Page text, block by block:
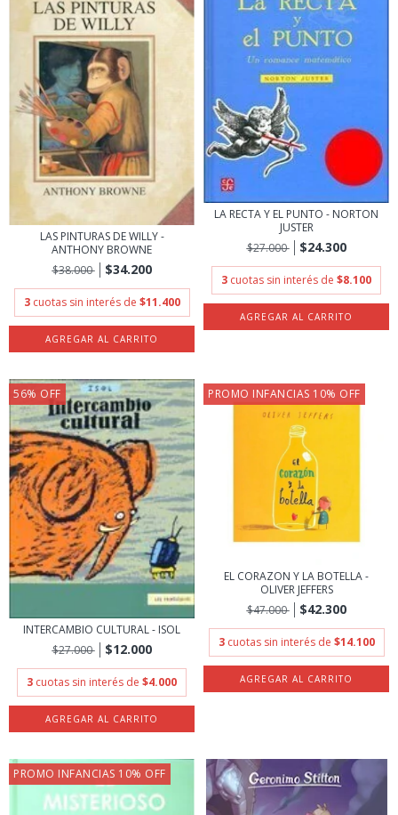
LAS PINTURAS DE WILLY -
ANTHONY BROWNE
$38.000
$34.200
3 cuotas sin interés de $11.400
LA RECTA Y EL PUNTO - NORTON
JUSTER
$27.000
$24.300
3 cuotas sin interés de $8.100
56% OFF
INTERCAMBIO CULTURAL - ISOL
$27.000
$12.000
3 cuotas sin interés de $4.000
PROMO INFANCIAS 10% OFF
EL CORAZON Y LA BOTELLA -
OLIVER JEFFERS
$47.000
$42.300
3 cuotas sin interés de $14.100
PROMO INFANCIAS 10% OFF